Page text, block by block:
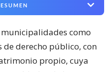
como
derecho público, con
propio, cuya